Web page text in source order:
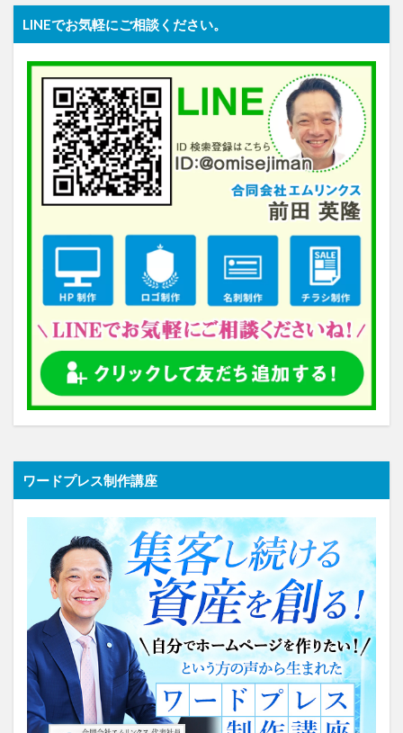
LINEでお気軽にご相談ください。
ワードプレス制作講座